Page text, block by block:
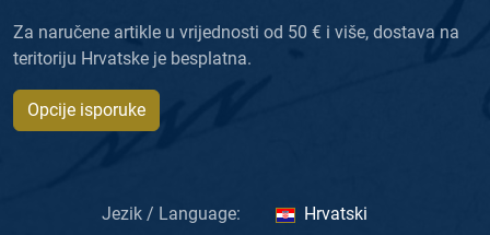
Za naručene artikle u vrijednosti od 50 € i više, dostava na
teritoriju Hrvatske je besplatna.
Opcije isporuke
Jezik / Language: Hrvatski